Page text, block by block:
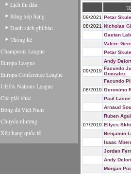
Lịch thi đấu
Bảng xếp hạng
Danh sách ghi bàn
Thống kê
Champions League
Europa League
Europa Conference League
UEFA Nations League
Các giải khác
Bóng đá Việt Nam
Chuyển nhượng
Xếp hạng quốc tế
09/2021 Petar
08/2021 Nicholas
Gaetan
Valere
Petar
Andy Delort
09/2019 Facundo
Gonzalez
Facundo
08/2019 Geronimo
Paul Lasne
Arnaud
Ruben
07/2019 Ellyes
Benjamin
Isaac
Jordan
Andy Delort
Morgan